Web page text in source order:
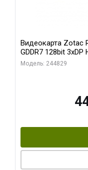
Видеокарта Zotac
GDDR7 128bit 3xDP
Модель: 244829